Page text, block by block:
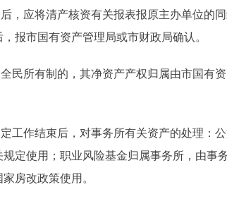
应将清产核资有关报表报原主办单位的同
报市国有资产管理局或市财政局确认。
所有制的，其净资产产权归属由市国有
作结束后，对事务所有关资产的处理：公
定使用；职业风险基金归属事务所，由
房改政策使用。